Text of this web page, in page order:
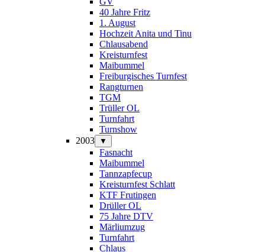
40 Jahre Fritz
1. August
Hochzeit Anita und Tinu
Chlausabend
Kreisturnfest
Maibummel
Freiburgisches Turnfest
Rangturnen
TGM
Trüller OL
Turnfahrt
Turnshow
2003
▼
Fasnacht
Maibummel
Tannzapfecup
Kreisturnfest Schlatt
KTF Frutingen
Drüller OL
75 Jahre DTV
Märliumzug
Turnfahrt
Chlaus